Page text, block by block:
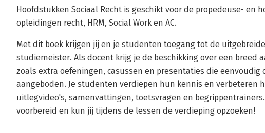
Hoofdstukken Sociaal Recht is geschikt voor de propedeuse- en
opleidingen recht, HRM, Social Work en AC.
Met dit boek krijgen jij en je studenten toegang tot de
studiemeister. Als docent krijg je de beschikking over een breed
zoals extra oefeningen, casussen en presentaties die eenvoudig
aangeboden. Je studenten verdiepen hun kennis en verbeteren
uitlegvideo's, samenvattingen, toetsvragen en
voorbereid en kun jij tijdens de lessen de verdieping opzoeken!